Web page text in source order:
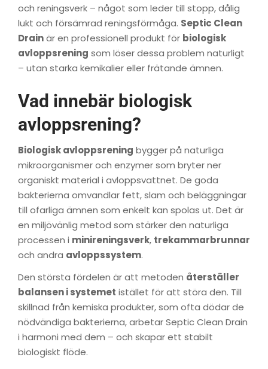
och reningsverk – något som leder till stopp, dålig
lukt och försämrad reningsförmåga. Septic Clean
Drainär en professionell produkt för biologisk
avloppsrening som löser dessa problem naturligt
– utan starka kemikalier eller frätande ämnen.
Vad innebär biologisk
avloppsrening?
Biologisk avloppsrening bygger på naturliga
mikroorganismer och enzymer som bryter ner
organiskt material i avloppsvattnet. De goda
bakterierna omvandlar fett, slam och beläggningar
till ofarliga ämnen som enkelt kan spolas ut. Det är
en miljövänlig metod som stärker den naturliga
processen i minireningsverk, trekammarbrunnar
och andra avloppssystem.
Den största fördelen är att metoden återställer
balansen i systemet istället för att störa den. Till
skillnad från kemiska produkter, som ofta dödar de
nödvändiga bakterierna, arbetar Septic Clean Drain
i harmoni med dem – och skapar ett stabilt
biologiskt flöde.